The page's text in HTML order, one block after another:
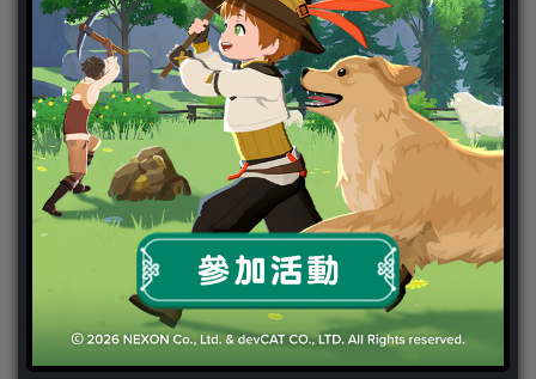
天堂2:革命 專區
天堂2:革命 攻略
天堂2:革命 新聞
好康活動
官方虛寶
家用遊戲